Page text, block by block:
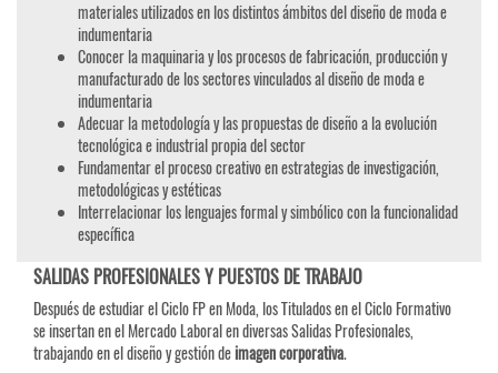
materiales utilizados en los distintos ámbitos del diseño de moda e
indumentaria
Conocer la maquinaria y los procesos de fabricación, producción y
manufacturado de los sectores vinculados al diseño de moda e
indumentaria
Adecuar la metodología y las propuestas de diseño a la evolución
tecnológica e industrial propia del sector
Fundamentar el proceso creativo en estrategias de investigación,
metodológicas y estéticas
Interrelacionar los lenguajes formal y simbólico con la funcionalidad
específica
SALIDAS PROFESIONALES Y PUESTOS DE TRABAJO
Después de estudiar el Ciclo FP en Moda, los Titulados en el Ciclo Formativo
se insertan en el Mercado Laboral en diversas Salidas Profesionales,
trabajando en el diseño y gestión deimagen corporativa.